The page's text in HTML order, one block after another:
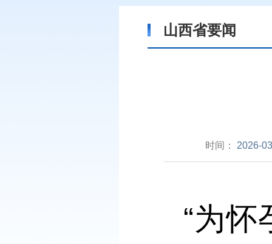
山西省要闻
时间： 2026-
“为